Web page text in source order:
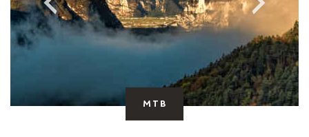
MTB